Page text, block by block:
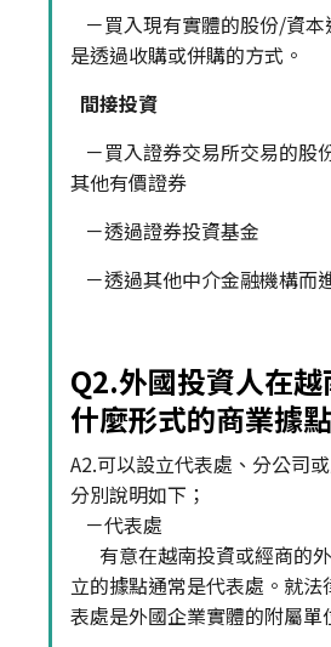
－買入現有實體的股份/資
是透過收購或併購的方式。
間接投資
－買入證券交易所交易的股
其他有價證券
－透過證券投資基金
－透過其他中介金融機構而
Q2.外國投資人在
什麼形式的商業據
A2.可以設立代表處、分公司
分別說明如下；
－代表處
有意在越南投資或經商的
立的據點通常是代表處。就法
表處是外國企業實體的附屬單